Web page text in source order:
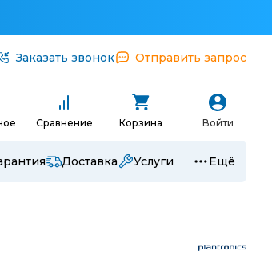
Заказать звонок Отправить запрос
Сравнение Корзина Войти
Доставка Услуги Ещё